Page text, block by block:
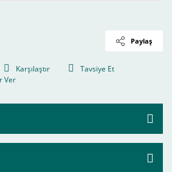
Paylaş
Karşılaştır
Tavsiye Et
Ver